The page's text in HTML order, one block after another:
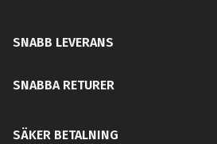
SNABB LEVERANS
SNABBA RETURER
SÄKER BETALNING